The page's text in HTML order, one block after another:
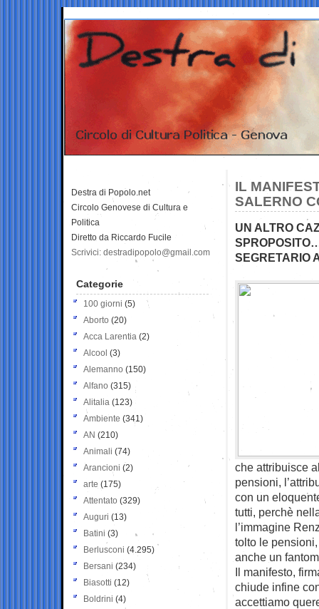
IL
SALERNO
UN ALTRO
SEGRETARIO
che attribuisce
pensioni,
con un
tutti, perchè
l’immagine
tolto le
anche un
Il manifesto,
chiude infine
accettiamo
Destra di Popolo.net
Circolo Genovese di Cultura e
Politica
Diretto da Riccardo Fucile
Scrivici: destradipopolo@gmail.com
Categorie
100 giorni (5)
Aborto (20)
Acca Larentia (2)
Alcool (3)
Alemanno (150)
Alfano (315)
Alitalia (123)
Ambiente (341)
AN (210)
Animali (74)
Arancioni (2)
arte (175)
Attentato (329)
Auguri (13)
Batini (3)
Berlusconi (4.295)
Bersani (234)
Biasotti (12)
Boldrini (4)